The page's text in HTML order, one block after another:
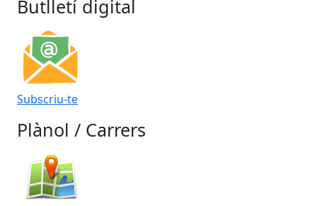
Butlletí digital
Subscriu-te
Plànol / Carrers